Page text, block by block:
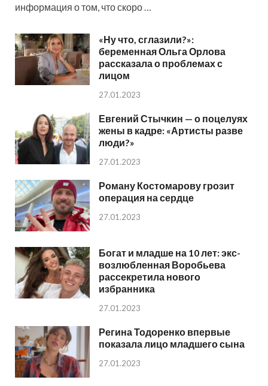
информация о том, что скоро …
«Ну что, сглазили?»:
беременная Ольга Орлова
рассказала о проблемах с
лицом
27.01.2023
Евгений Стычкин — о поцелуях
жены в кадре: «Артисты разве
люди?»
27.01.2023
Роману Костомарову грозит
операция на сердце
27.01.2023
Богат и младше на 10 лет: экс-
возлюбленная Воробьева
рассекретила нового
избранника
27.01.2023
Регина Тодоренко впервые
показала лицо младшего сына
27.01.2023